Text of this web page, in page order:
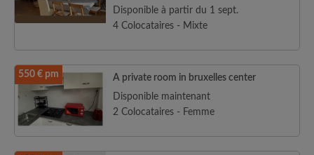
Disponible à partir du 1 sept.
4 Colocataires - Mixte
550 € pm
A private room in bruxelles center
Disponible maintenant
2 Colocataires - Femme